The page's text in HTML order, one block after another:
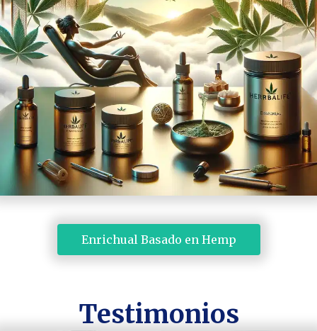
Enrichual Basado en Hemp
Testimonios